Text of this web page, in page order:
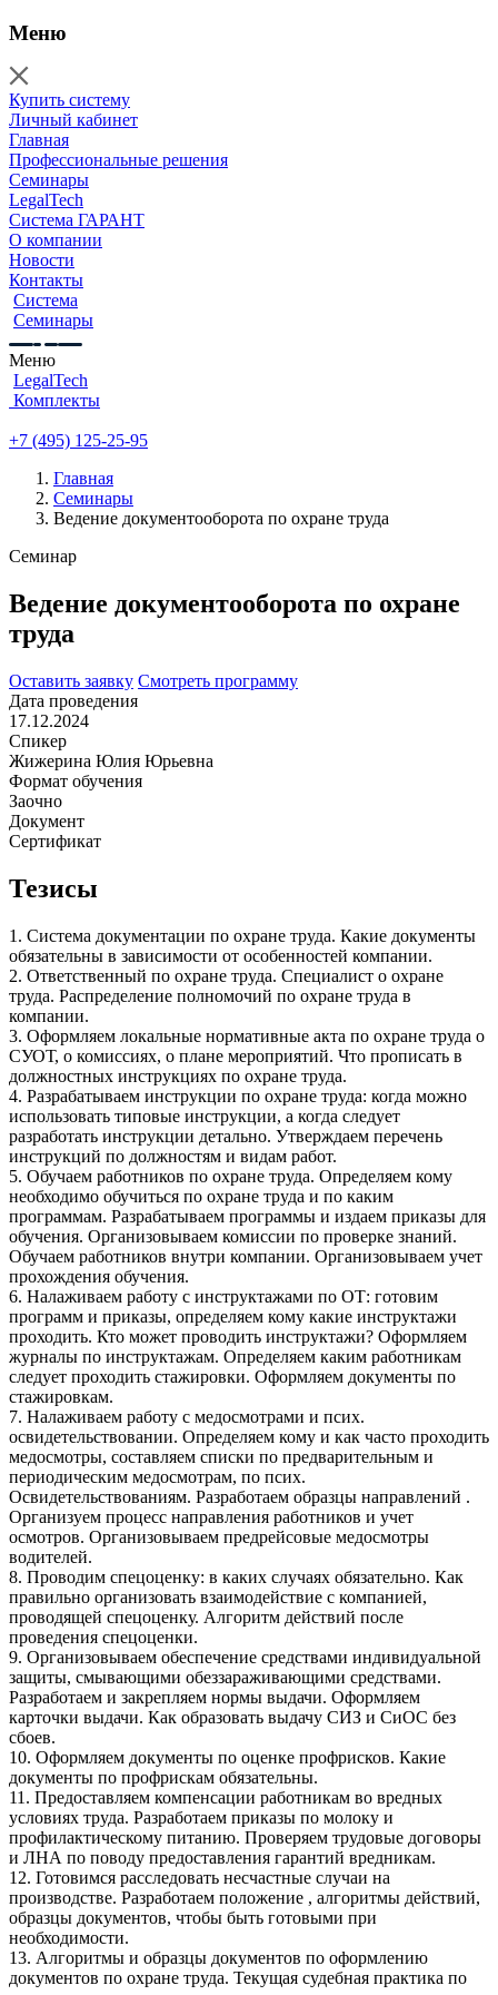
Меню
Купить систему
Личный кабинет
Главная
Профессиональные решения
Семинары
LegalTech
Система ГАРАНТ
О компании
Новости
Контакты
Система
Семинары
Меню
LegalTech
Комплекты
+7 (495) 125-25-95
Главная
Семинары
Ведение документооборота по охране труда
Семинар
Ведение документооборота по охране
труда
Оставить заявку Смотреть программу
Дата проведения
17.12.2024
Спикер
Жижерина Юлия Юрьевна
Формат обучения
Заочно
Документ
Сертификат
Тезисы
1. Система документации по охране труда. Какие документы
обязательны в зависимости от особенностей компании.
2. Ответственный по охране труда. Специалист о охране
труда. Распределение полномочий по охране труда в
компании.
3. Оформляем локальные нормативные акта по охране труда о
СУОТ, о комиссиях, о плане мероприятий. Что прописать в
должностных инструкциях по охране труда.
4. Разрабатываем инструкции по охране труда: когда можно
использовать типовые инструкции, а когда следует
разработать инструкции детально. Утверждаем перечень
инструкций по должностям и видам работ.
5. Обучаем работников по охране труда. Определяем кому
необходимо обучиться по охране труда и по каким
программам. Разрабатываем программы и издаем приказы для
обучения. Организовываем комиссии по проверке знаний.
Обучаем работников внутри компании. Организовываем учет
прохождения обучения.
6. Налаживаем работу с инструктажами по ОТ: готовим
программ и приказы, определяем кому какие инструктажи
проходить. Кто может проводить инструктажи? Оформляем
журналы по инструктажам. Определяем каким работникам
следует проходить стажировки. Оформляем документы по
стажировкам.
7. Налаживаем работу с медосмотрами и псих.
освидетельствовании. Определяем кому и как часто проходить
медосмотры, составляем списки по предварительным и
периодическим медосмотрам, по псих.
Освидетельствованиям. Разработаем образцы направлений .
Организуем процесс направления работников и учет
осмотров. Организовываем предрейсовые медосмотры
водителей.
8. Проводим спецоценку: в каких случаях обязательно. Как
правильно организовать взаимодействие с компанией,
проводящей спецоценку. Алгоритм действий после
проведения спецоценки.
9. Организовываем обеспечение средствами индивидуальной
защиты, смывающими обеззараживающими средствами.
Разработаем и закрепляем нормы выдачи. Оформляем
карточки выдачи. Как образовать выдачу СИЗ и СиОС без
сбоев.
10. Оформляем документы по оценке профрисков. Какие
документы по профрискам обязательны.
11. Предоставляем компенсации работникам во вредных
условиях труда. Разработаем приказы по молоку и
профилактическому питанию. Проверяем трудовые договоры
и ЛНА по поводу предоставления гарантий вредникам.
12. Готовимся расследовать несчастные случаи на
производстве. Разработаем положение , алгоритмы действий,
образцы документов, чтобы быть готовыми при
необходимости.
13. Алгоритмы и образцы документов по оформлению
документов по охране труда. Текущая судебная практика по